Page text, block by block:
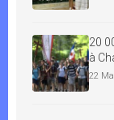
20
à
22